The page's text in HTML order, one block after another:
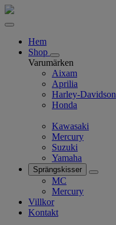
Hem
Shop
Varumärken
Aixam
Aprilia
Harley-Davidson
Honda
Kawasaki
Mercury
Suzuki
Yamaha
Sprängskisser
MC
Mercury
Villkor
Kontakt